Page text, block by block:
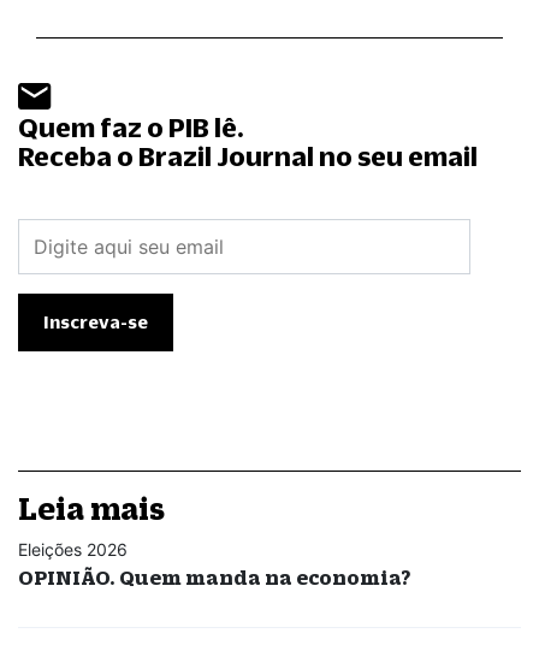
Quem faz o PIB lê.
Receba o Brazil Journal no seu email
Leia mais
Eleições 2026
OPINIÃO. Quem manda na economia?